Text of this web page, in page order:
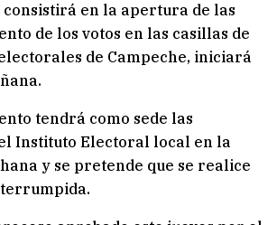
consistirá en la apertura de las
de los votos en las casillas de
de Campeche, iniciará
tendrá como sede las
Instituto Electoral local en la
y se pretende que se realice